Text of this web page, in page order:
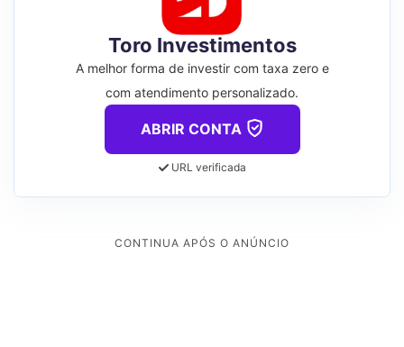
Toro Investimentos
A melhor forma de investir com taxa zero e
com atendimento personalizado.
ABRIR CONTA
URL verificada